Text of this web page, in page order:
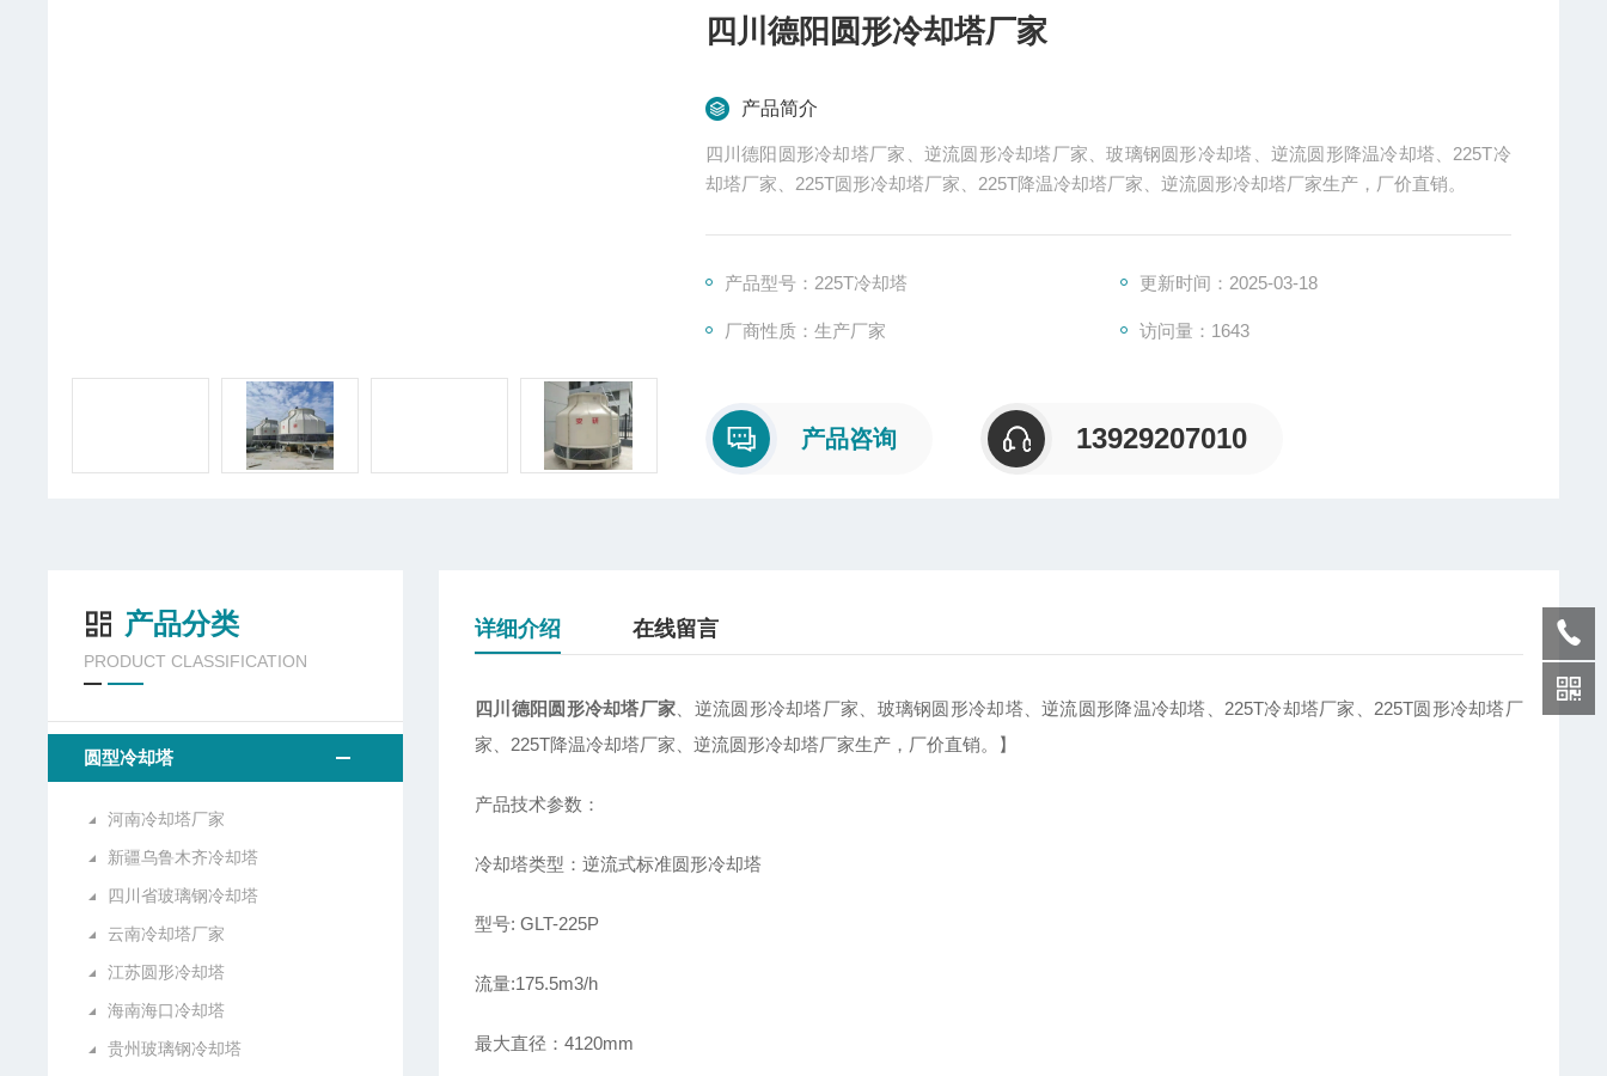
四川德阳圆形冷却塔厂家
产品简介
四川德阳圆形冷却塔厂家、逆流圆形冷却塔厂家、玻璃钢圆形冷却塔、逆流圆形降温冷却塔、225T冷
却塔厂家、225T圆形冷却塔厂家、225T降温冷却塔厂家、逆流圆形冷却塔厂家生产，厂价直销。
产品型号：225T冷却塔 更新时间：2025-03-18
厂商性质：生产厂家 访问量：1643
产品咨询 13929207010
产品分类
PRODUCT CLASSIFICATION
圆型冷却塔
河南冷却塔厂家
新疆乌鲁木齐冷却塔
四川省玻璃钢冷却塔
云南冷却塔厂家
江苏圆形冷却塔
海南海口冷却塔
贵州玻璃钢冷却塔
详细介绍 在线留言
四川德阳圆形冷却塔厂家 、逆流圆形冷却塔厂家、玻璃钢圆形冷却塔、逆流圆形降温冷却塔、225T冷却塔厂家、225T圆形冷却塔厂
家、225T降温冷却塔厂家、逆流圆形冷却塔厂家生产，厂价直销。】
产品技术参数：
冷却塔类型：逆流式标准圆形冷却塔
型号: GLT-225P
流量:175.5m3/h
最大直径：4120mm